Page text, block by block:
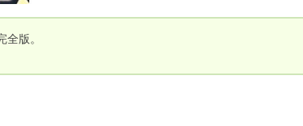
版。